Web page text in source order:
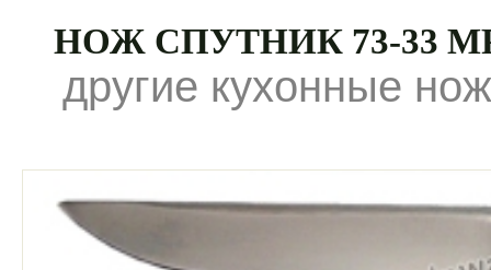
НОЖ СПУТНИК 73-33
другие кухонные